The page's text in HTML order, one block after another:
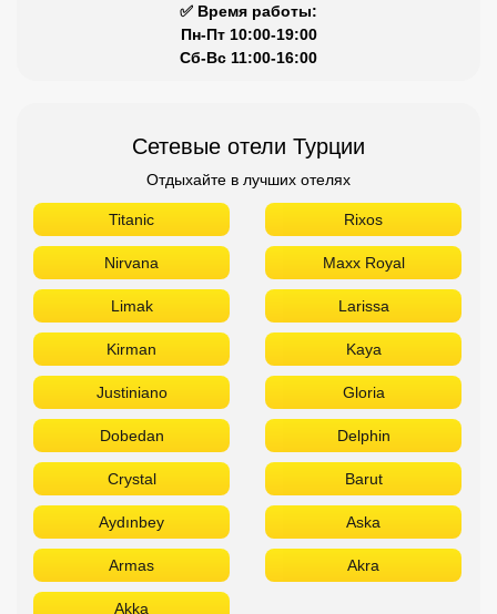
✅ Время работы:
Пн-Пт 10:00-19:00
Сб-Вс 11:00-16:00
Сетевые отели Турции
Отдыхайте в лучших отелях
Titanic Rixos
Nirvana Maxx Royal
Limak Larissa
Kirman Kaya
Justiniano Gloria
Dobedan Delphin
Crystal Barut
Aydınbey Aska
Armas Akra
Akka